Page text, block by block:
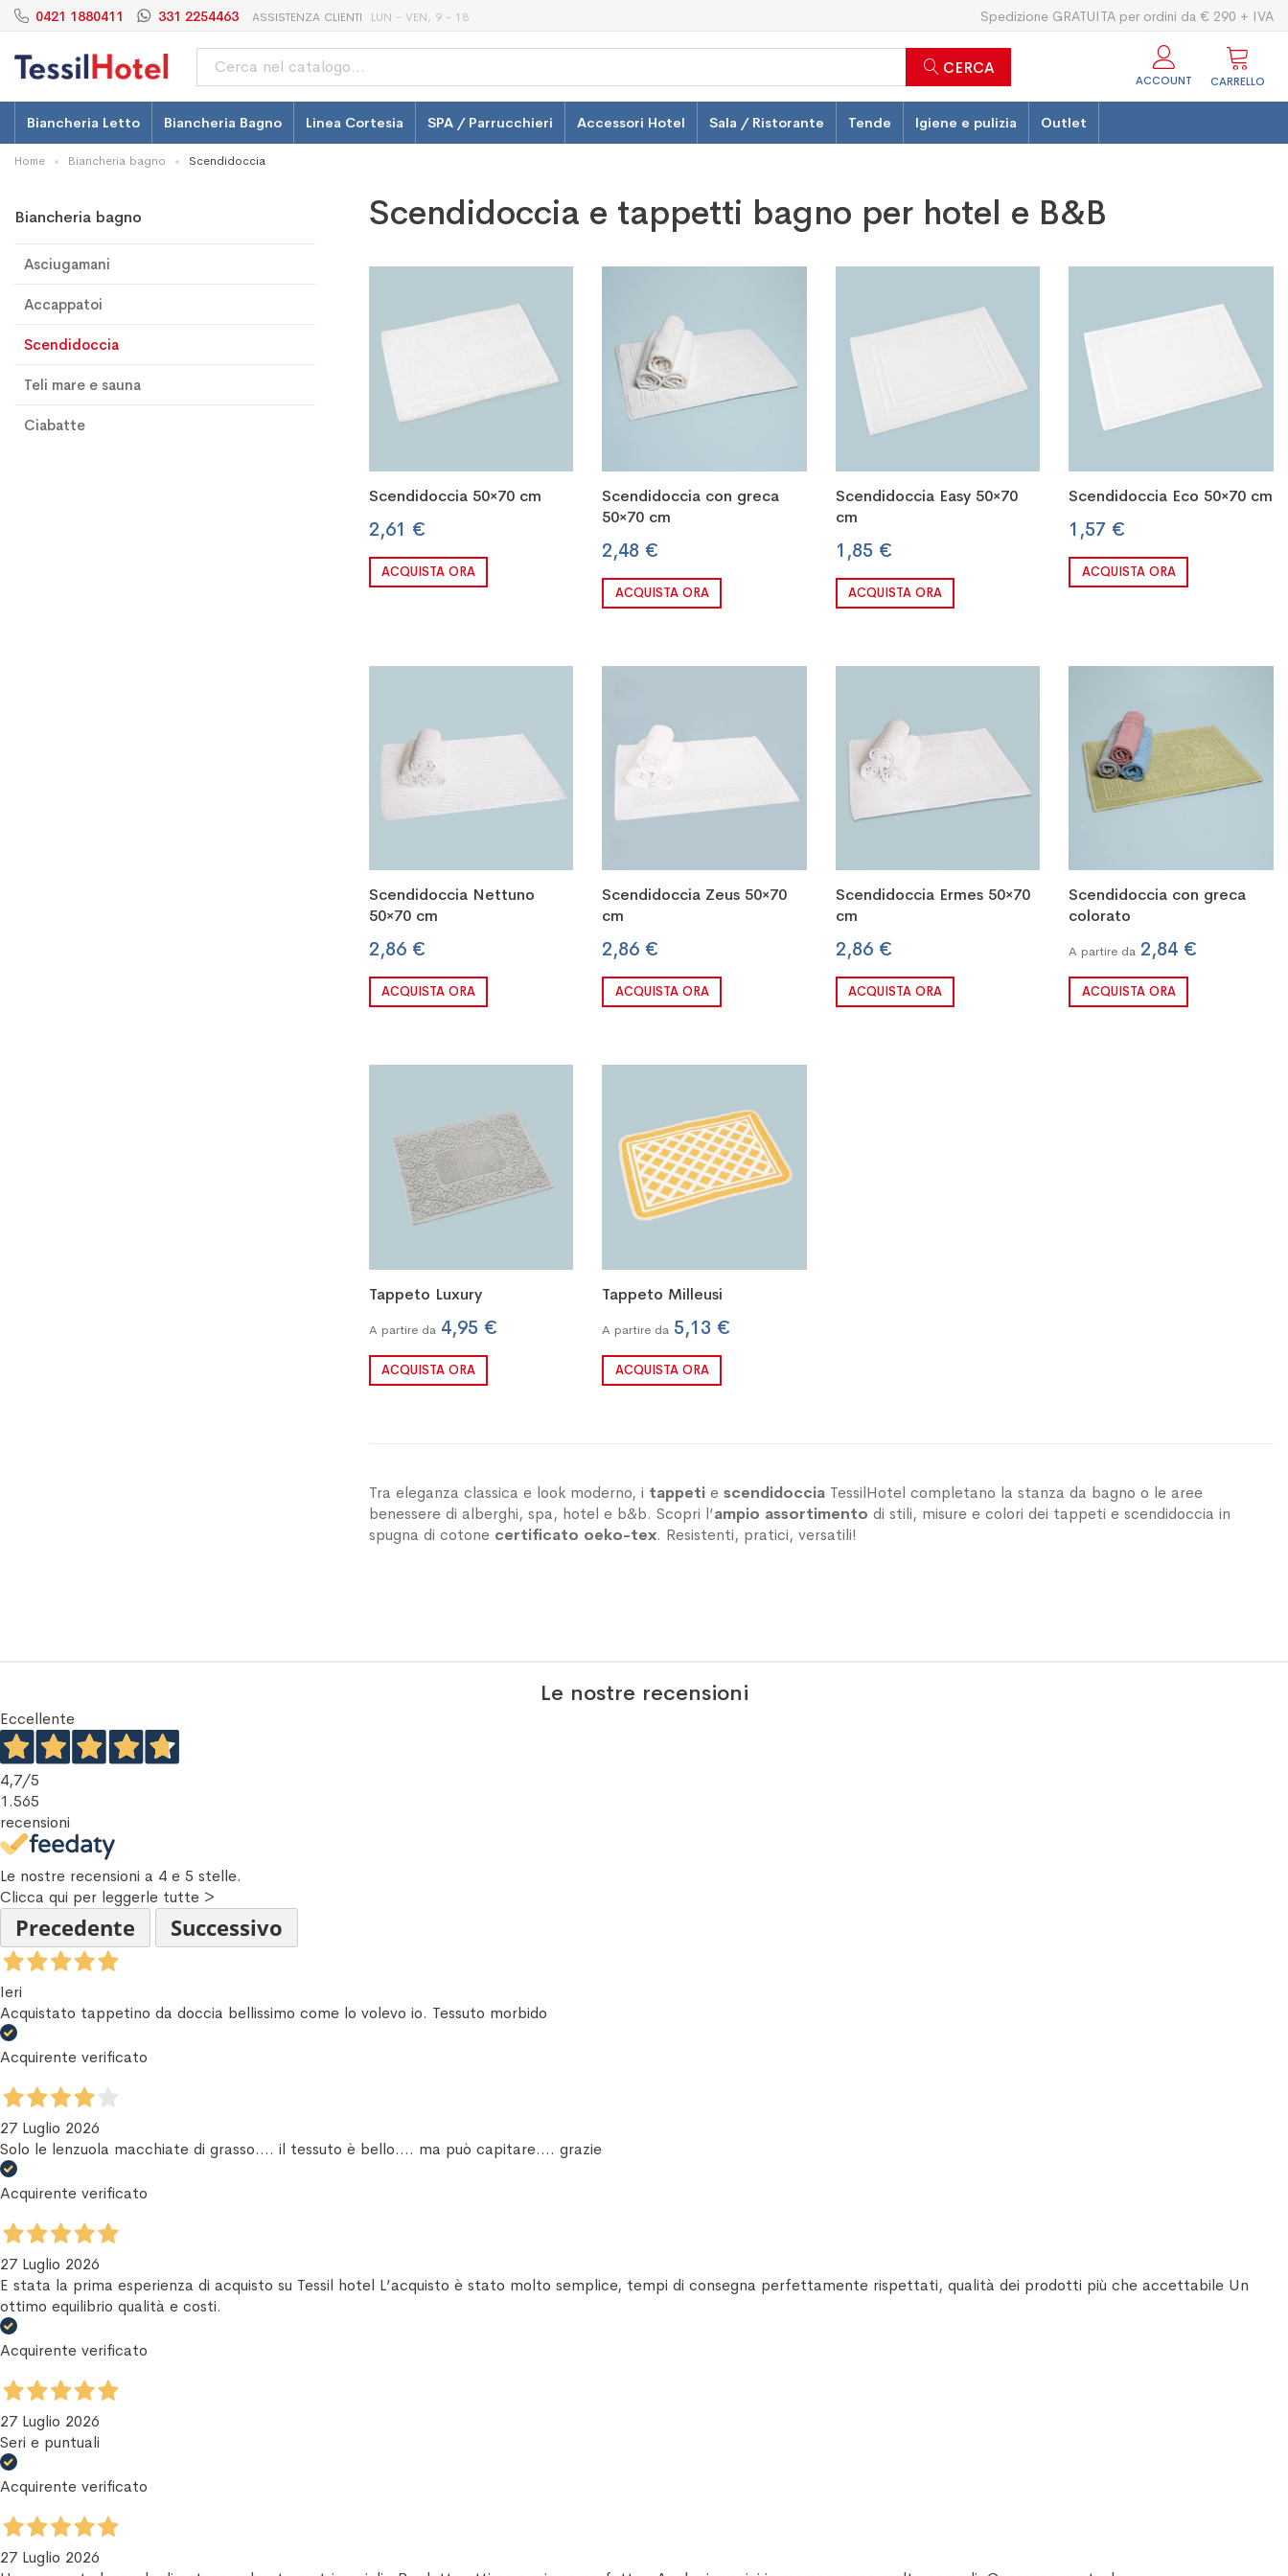
0421 1880411 331 2254463 ASSISTENZA CLIENTI LUN - VEN, 9 - 18 Spedizione GRATUITA per ordini da € 290 + IVA
Cerca
CERCA
ACCOUNT CARRELLO
Biancheria Letto Biancheria Bagno Linea Cortesia SPA / Parrucchieri Accessori Hotel Sala / Ristorante Tende Igiene e pulizia Outlet
Home Biancheria bagno Scendidoccia
Scendidoccia e tappetti bagno per hotel e B&B
Scendidoccia 50×70 cm
2,61 €
ACQUISTA ORA
Scendidoccia con greca
50×70 cm
2,48 €
ACQUISTA ORA
Scendidoccia Easy 50×70
cm
1,85 €
ACQUISTA ORA
Scendidoccia Eco 50×70 cm
1,57 €
ACQUISTA ORA
Scendidoccia Nettuno
50×70 cm
2,86 €
ACQUISTA ORA
Scendidoccia Zeus 50×70
cm
2,86 €
ACQUISTA ORA
Scendidoccia Ermes 50×70
cm
2,86 €
ACQUISTA ORA
Scendidoccia con greca
colorato
A partire da 2,84 €
ACQUISTA ORA
Tappeto Luxury
A partire da 4,95 €
ACQUISTA ORA
Tappeto Milleusi
A partire da 5,13 €
ACQUISTA ORA
Tra eleganza classica e look moderno, i tappetie scendidocciaTessilHotel completano la stanza da bagno o le aree
benessere di alberghi, spa, hotel e b&b. Scopri l’ampio assortimento di stili, misure e colori dei tappeti e scendidoccia in
spugna di cotone certificato oeko-tex. Resistenti, pratici, versatili!
Biancheria bagno
Asciugamani
Accappatoi
Scendidoccia
Teli mare e sauna
Ciabatte
Le nostre recensioni
Eccellente
4,7/5
1.565
recensioni
Le nostre recensioni a 4 e 5 stelle.
Clicca qui per leggerle tutte >
Precedente Successivo
Ieri
Acquistato tappetino da doccia bellissimo come lo volevo io. Tessuto morbido
Acquirente verificato
27 Luglio 2026
Solo le lenzuola macchiate di grasso.... il tessuto è bello.... ma può capitare.... grazie
Acquirente verificato
27 Luglio 2026
E stata la prima esperienza di acquisto su Tessil hotel L’acquisto è stato molto semplice, tempi di consegna perfettamente rispettati, qualità dei prodotti più che accettabile Un
ottimo equilibrio qualità e costi.
Acquirente verificato
27 Luglio 2026
Seri e puntuali
Acquirente verificato
27 Luglio 2026